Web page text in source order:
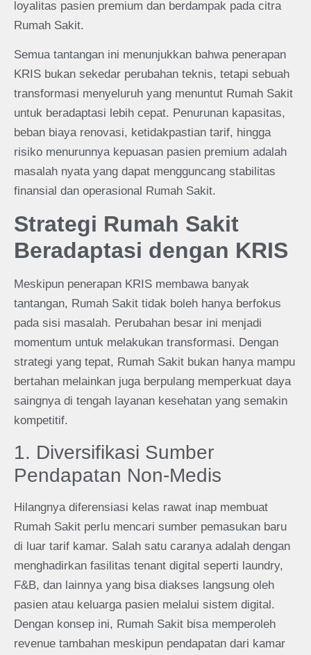
loyalitas pasien premium dan berdampak pada citra
Rumah Sakit.
Semua tantangan ini menunjukkan bahwa penerapan
KRIS bukan sekedar perubahan teknis, tetapi sebuah
transformasi menyeluruh yang menuntut Rumah Sakit
untuk beradaptasi lebih cepat. Penurunan kapasitas,
beban biaya renovasi, ketidakpastian tarif, hingga
risiko menurunnya kepuasan pasien premium adalah
masalah nyata yang dapat mengguncang stabilitas
finansial dan operasional Rumah Sakit.
Strategi Rumah Sakit
Beradaptasi dengan KRIS
Meskipun penerapan KRIS membawa banyak
tantangan, Rumah Sakit tidak boleh hanya berfokus
pada sisi masalah. Perubahan besar ini menjadi
momentum untuk melakukan transformasi. Dengan
strategi yang tepat, Rumah Sakit bukan hanya mampu
bertahan melainkan juga berpulang memperkuat daya
saingnya di tengah layanan kesehatan yang semakin
kompetitif.
1. Diversifikasi Sumber
Pendapatan Non-Medis
Hilangnya diferensiasi kelas rawat inap membuat
Rumah Sakit perlu mencari sumber pemasukan baru
di luar tarif kamar. Salah satu caranya adalah dengan
menghadirkan fasilitas tenant digital seperti laundry,
F&B, dan lainnya yang bisa diakses langsung oleh
pasien atau keluarga pasien melalui sistem digital.
Dengan konsep ini, Rumah Sakit bisa memperoleh
revenue tambahan meskipun pendapatan dari kamar